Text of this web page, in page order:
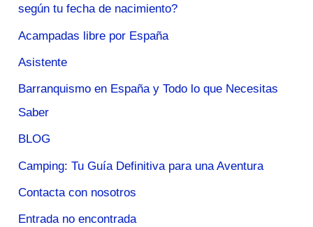
según tu fecha de nacimiento?
Acampadas libre por España
Asistente
Barranquismo en España y Todo lo que Necesitas
Saber
BLOG
Camping: Tu Guía Definitiva para una Aventura
Contacta con nosotros
Entrada no encontrada